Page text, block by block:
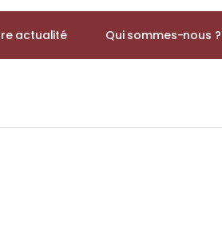
actualité Qui sommes-nous ?